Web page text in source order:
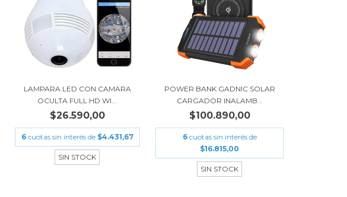
LAMPARA LED CON CAMARA
OCULTA FULL HD WI...
$26.590,00
6 cuotas sin interés de $4.431,67
SIN STOCK
POWER BANK GADNIC SOLAR
CARGADOR INALAMB...
$100.890,00
6 cuotas sin interés de
$16.815,00
SIN STOCK